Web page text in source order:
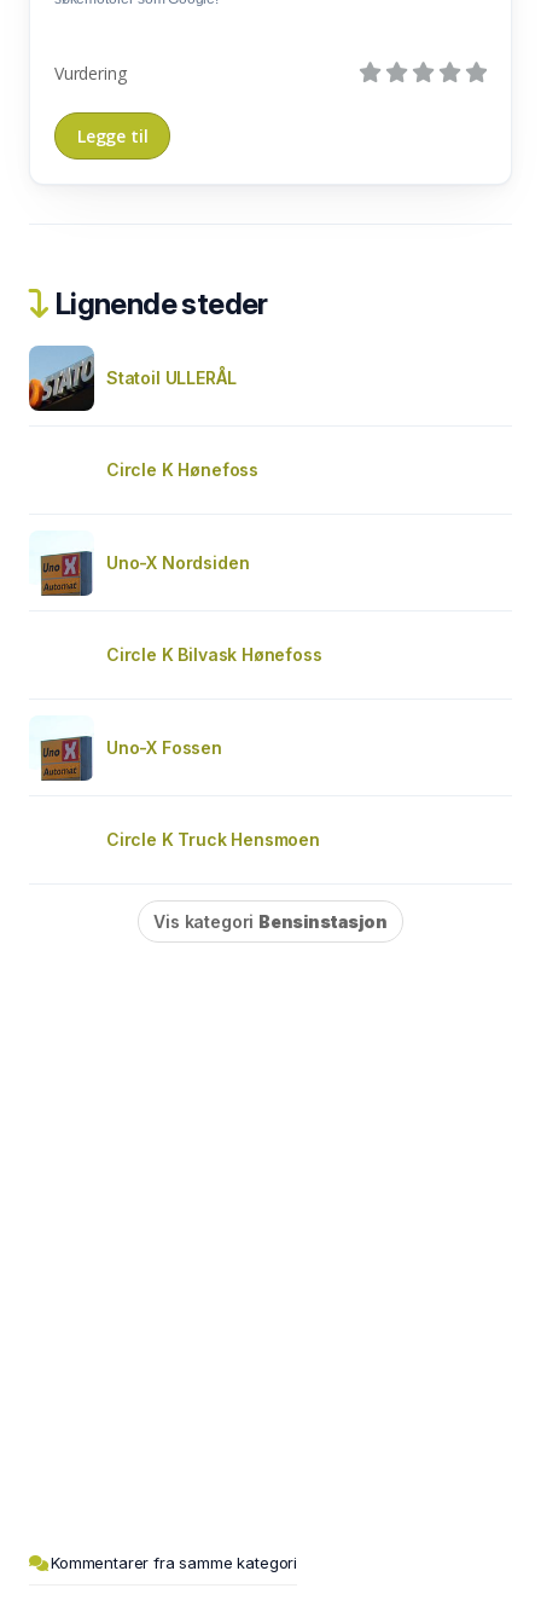
Vurdering
Lignende steder
Statoil ULLERÅL
Circle K Hønefoss
Uno-X Nordsiden
Circle K Bilvask Hønefoss
Uno-X Fossen
Circle K Truck Hensmoen
Vis kategori Bensinstasjon
Kommentarer fra samme kategori